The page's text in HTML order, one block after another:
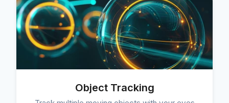
Object Tracking